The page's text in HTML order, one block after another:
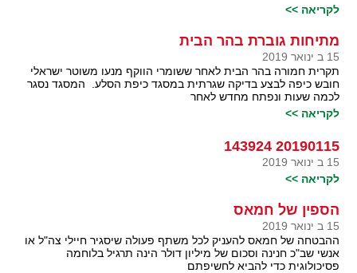
לקריאה >>
מתיחות גוברת בהר הבית
15 ב ינואר 2019
תקרית חמורה בהר הבית לאחר ששומרי הווקף מנעו משוטר ישראלי
חובש כיפה לבצע בדיקה שגרתית במסגד כיפת הסלע. המסגד נסגר
לכמה שעות ונפתח מחדש לאחר
לקריאה >>
20190115 143924
15 ב ינואר 2019
לקריאה >>
הספין של חמאס
15 ב ינואר 2019
ההבטחה של חמאס להעניק לכל משתף פעולה שיסגיר חיילי צה"ל או
אנשי שב"כ חנינה וסכום של מיליון דולר הינה תרגיל בלוחמה
פסיכולוגית כדי להביא לחשיפתם